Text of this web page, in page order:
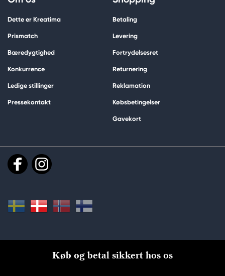
Dette er Kreatima
Prismatch
Bæredygtighed
Konkurrence
Ledige stillinger
Pressekontakt
Betaling
Levering
Fortrydelsesret
Returnering
Reklamation
Købsbetingelser
Gavekort
Køb og betal sikkert hos os